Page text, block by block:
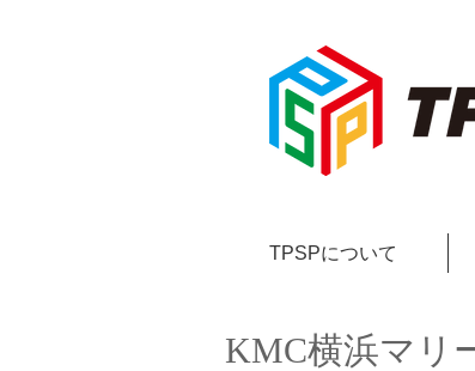
TPSPについて
KMC横浜マリ